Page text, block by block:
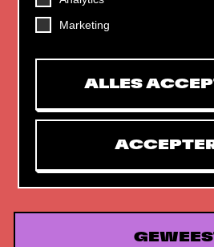
Marketing
ALLES
Helling 7, 3523 CB Utrecht
Toegankelijkheids­verklaringMijn tickets